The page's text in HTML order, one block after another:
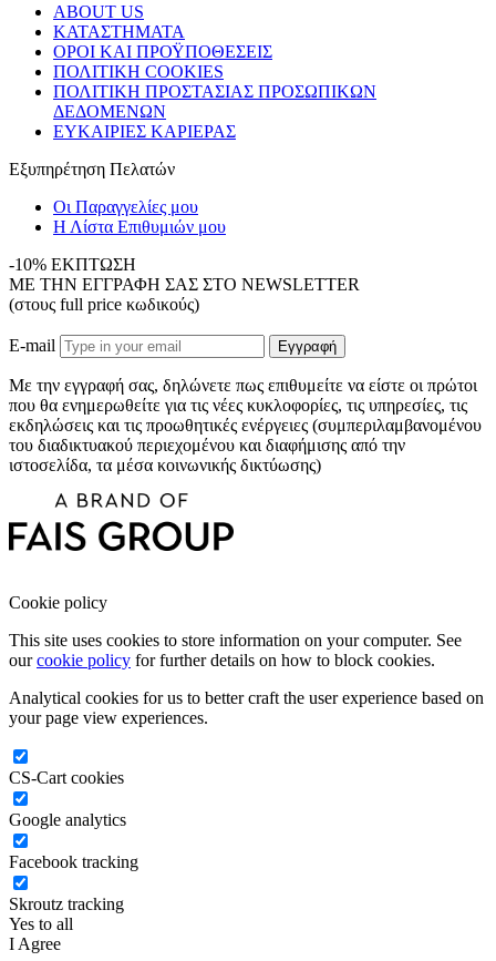
ABOUT US
ΚΑΤΑΣΤΗΜΑΤΑ
ΟΡΟΙ ΚΑΙ ΠΡΟΫΠΟΘΕΣΕΙΣ
ΠΟΛΙΤΙΚΗ COOKIES
ΠΟΛΙΤΙΚΗ ΠΡΟΣΤΑΣΙΑΣ ΠΡΟΣΩΠΙΚΩΝ
ΔΕΔΟΜΕΝΩΝ
ΕΥΚΑΙΡΙΕΣ ΚΑΡΙΕΡΑΣ
Εξυπηρέτηση Πελατών
Οι Παραγγελίες μου
Η Λίστα Επιθυμιών μου
-10% ΕΚΠΤΩΣΗ
ΜΕ ΤΗΝ ΕΓΓΡΑΦΗ ΣΑΣ ΣΤΟ NEWSLETTER
(στους full price κωδικούς)
E-mail Εγγραφή
Με την εγγραφή σας, δηλώνετε πως επιθυμείτε να είστε οι πρώτοι
που θα ενημερωθείτε για τις νέες κυκλοφορίες, τις υπηρεσίες, τις
εκδηλώσεις και τις προωθητικές ενέργειες (συμπεριλαμβανομένου
του διαδικτυακού περιεχομένου και διαφήμισης από την
ιστοσελίδα, τα μέσα κοινωνικής δικτύωσης)
Cookie policy
This site uses cookies to store information on your computer. See
ourcookie policy for further details on how to block cookies.
Analytical cookies for us to better craft the user experience based on
your page view experiences.
CS-Cart cookies
Google analytics
Facebook tracking
Skroutz tracking
Yes to all
I Agree